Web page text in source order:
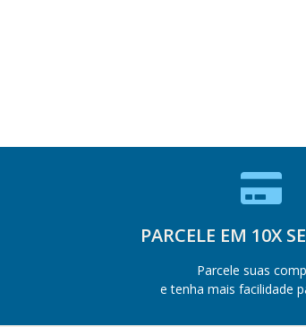
PARCELE EM 10X
Parcele suas
e tenha mais facilidade